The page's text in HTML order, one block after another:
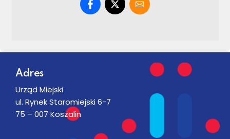
Dodatkowe informacje
Adres
Urząd Miejski
ul. Rynek Staromiejski 6-7
75 – 007 Koszalin